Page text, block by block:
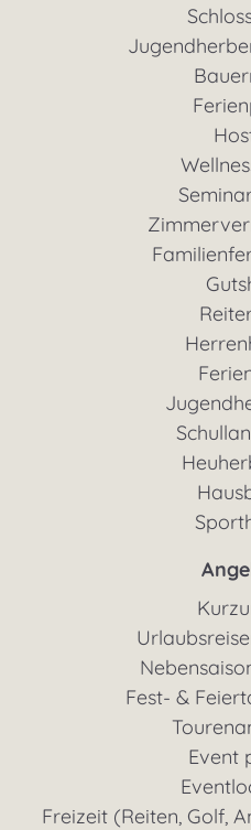
Fest- &
Event